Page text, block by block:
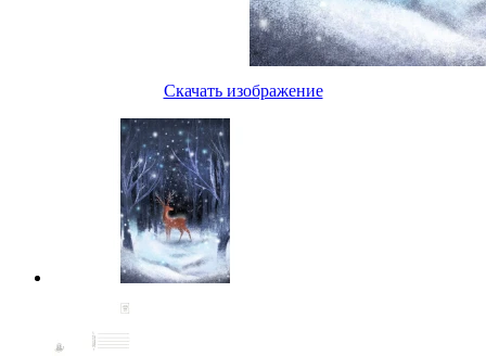
Скачать изображение